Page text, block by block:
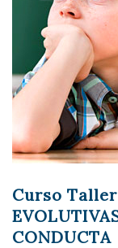
Curso Taller
CONDUCTA